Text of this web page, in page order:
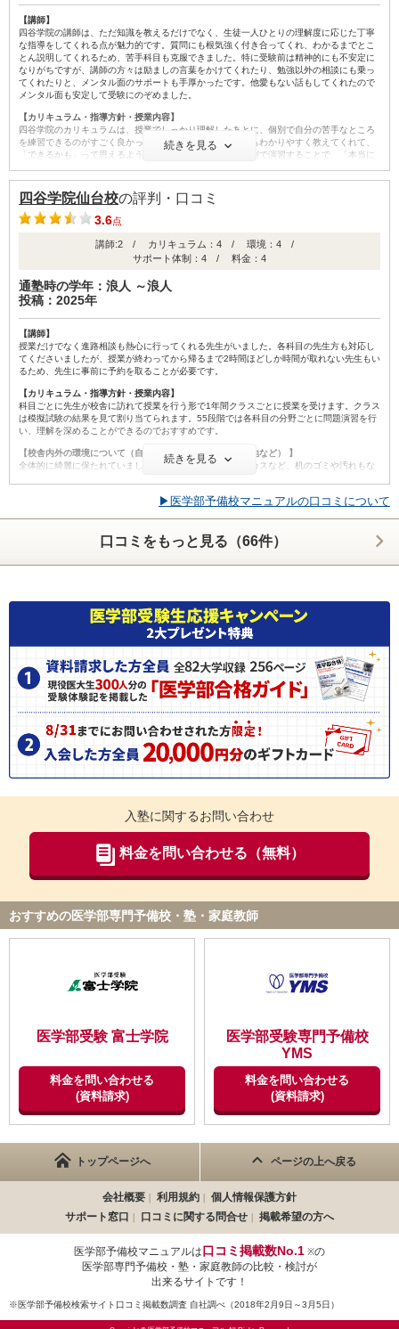
【講師】
四谷学院の講師は、ただ知識を教えるだけでなく、生徒一人ひとりの理解度に応じた丁寧
な指導をしてくれる点が魅力的です。質問にも根気強く付き合ってくれ、わかるまでとこ
とん説明してくれるため、苦手科目も克服できました。特に受験前は精神的にも不安定に
なりがちですが、講師の方々は励ましの言葉をかけてくれたり、勉強以外の相談にも乗っ
てくれたりと、メンタル面のサポートも手厚かったです。他愛もない話もしてくれたので
メンタル面も安定して受験にのぞめました。
【カリキュラム・指導方針・授業内容】
四谷学院のカリキュラムは、授業でしっかり理解したあとに、個別で自分の苦手なところ
を練習できるのがすごく良かったです。授業は難しい内容もわかりやすく教えてくれて、
「できるかも」って思えるようになりました。そのあと個別で演習することで、「本当に
できたのも助かりました。
【校舎内外の環境について（自習室、交通の便、治安、立地など） 】
校舎はいつも清潔で静かだったので、すごく集中しやすかったです。自習室も席数が多く
て、放課後や休日でもちゃんと使えたのがありがたかったです。先生たちも廊下ですれ違
うと声をかけてくれて、雰囲気があたたかくて通いやすかったです。緊張することもあっ
たけど、安心して勉強に取り組める環境でした。
四谷学院のサポートは本当に手厚くて、勉強のことだけじゃなく、進路の相談や不安なこ
とも親身になって聞いてくれました。面談では自分の目標に合わせてアドバイスしてくれ
談できる安心感がありました。
【料金】
四谷学院の料金は最初はちょっと高いかなと思ったけど、実際に通ってみると、授業と個
由に使えるし、教材も分かりやすくて、内容を考えるとコスパは悪くないと思います。親
にも「ちゃんと活用できてるなら高くないね」って言われて、安心して通うことができま
した。
四谷学院で一番良かったのは、自分のペースで勉強できたところです。授業で理解して、
個別指導で「できる」まで繰り返せるから、苦手も少しずつ克服できました。先生たちも
アドバイスももらえて、目標に向けてちゃんと道筋が見えたのが心強かったです。通うた
びに前向きな気持ちになれました。
ID:3392
続きを見る
四谷学院仙台校の評判・口コミ
3.6点
講師:2 / カリキュラム：4 / 環境：4 /
サポート体制：4 / 料金：4
通塾時の学年：浪人 ～浪人
投稿：2025年
【講師】
授業だけでなく進路相談も熱心に行ってくれる先生がいました。各科目の先生方も対応し
てくださいましたが、授業が終わってから帰るまで2時間ほどしか時間が取れない先生もい
るため、先生に事前に予約を取ることが必要です。
【カリキュラム・指導方針・授業内容】
科目ごとに先生が校舎に訪れて授業を行う形で1年間クラスごとに授業を受けます。クラス
は模擬試験の結果を見て割り当てられます。55段階では各科目の分野ごとに問題演習を行
い、理解を深めることができるのでおすすめです。
【校舎内外の環境について（自習室、交通の便、治安、立地など） 】
全体的に綺麗に保たれていました。ホコリだけでなく消しカスなど、机のゴミや汚れもな
くださるのでやる気がなくなることはありませんでした。面接対策も行ってくださる先生
がいるので、その点は安心して勉強できました。
【良かった点（改善してほしい点） 】
医学部合格には至りませんでしたが、モチベーションは維持できていました。先生に質問
をしにくいことはデメリットですが、私のように積極的に先生に話しかけない生徒にも気
ID:3316
不適切な口コミを報告する
続きを見る
▶医学部予備校マニュアルの口コミについて
口コミをもっと見る（66件）
入塾に関するお問い合わせ
料金を問い合わせる（無料）
おすすめの医学部専門予備校・塾・家庭教師
医学部受験 富士学院
料金を問い合わせる
(資料請求)
医学部受験専門予備校
YMS
料金を問い合わせる
(資料請求)
トップページへ ページの上へ戻る
会社概要 利用規約
個人情報保護方針
サポート窓口
口コミに関する問合せ 掲載希望の方へ
医学部予備校マニュアルは口コミ掲載数No.1 ※の
医学部専門予備校・塾・家庭教師の比較・検討が
出来るサイトです！
※医学部予備校検索サイト口コミ掲載数調査 自社調べ（2018年2月9日～3月5日）